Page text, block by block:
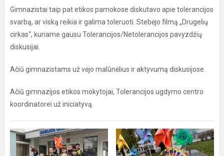
Gimnazistai taip pat etikos pamokose diskutavo apie tolerancijos
svarbą, ar viską reikia ir galima toleruoti. Stebėjo filmą „Drugelių
cirkas“, kuriame gausu Tolerancijos/Netolerancijos pavyzdžių
diskusijai.
Ačiū gimnazistams už vėjo malūnėlius ir aktyvumą diskusijose.
Ačiū gimnazijos etikos mokytojai, Tolerancijos ugdymo centro
koordinatorei už iniciatyvą.